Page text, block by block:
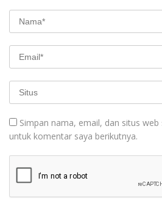
Simpan nama, email, dan situs
untuk komentar saya berikutnya.